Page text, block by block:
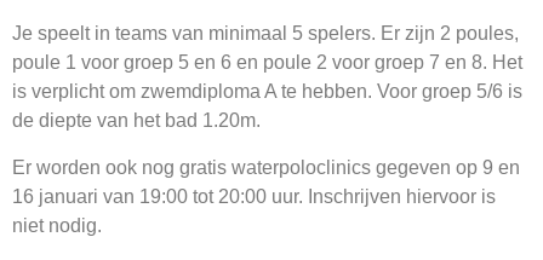
Je speelt in teams van minimaal 5 spelers. Er zijn 2 poules,
poule 1 voor groep 5 en 6 en poule 2 voor groep 7 en 8. Het
is verplicht om zwemdiploma A te hebben. Voor groep 5/6 is
de diepte van het bad 1.20m.
Er worden ook nog gratis waterpoloclinics gegeven op 9 en
16 januari van 19:00 tot 20:00 uur. Inschrijven hiervoor is
niet nodig.